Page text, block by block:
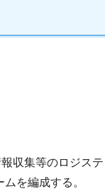
収集等のロジス
を編成する。